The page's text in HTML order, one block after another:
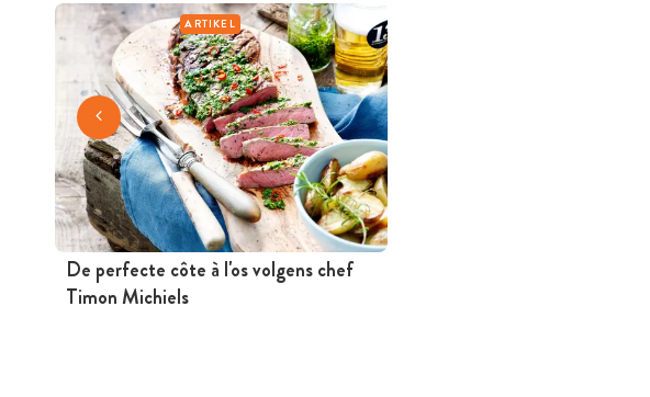
ARTIKEL
De perfecte côte à l'os volgens chef
Timon Michiels